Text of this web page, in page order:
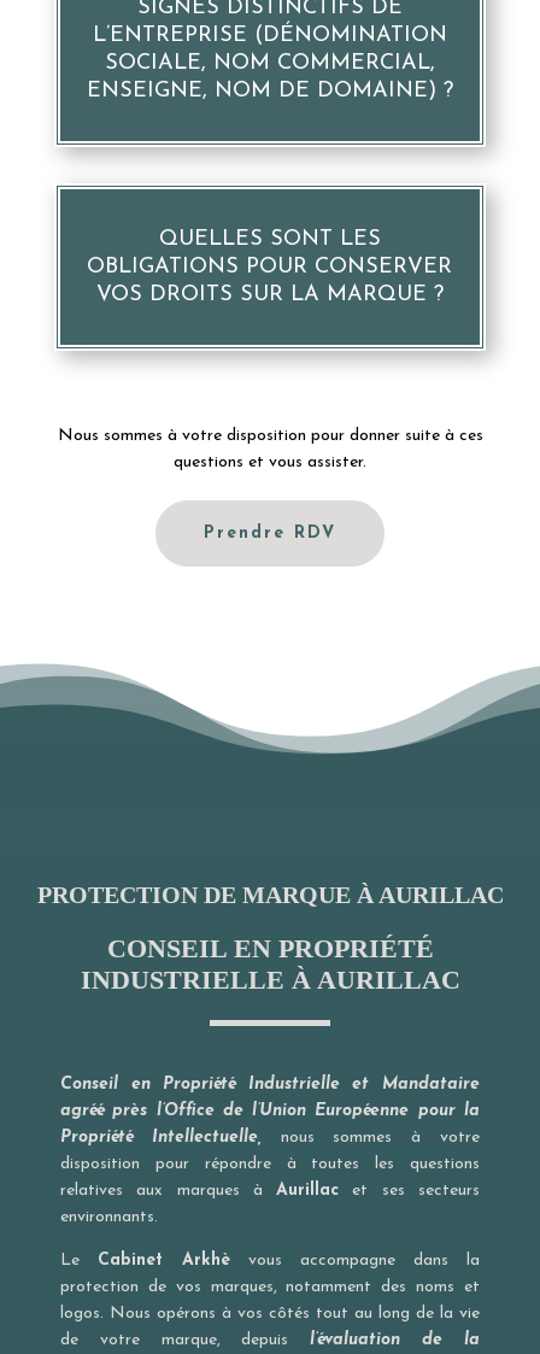
SIGNES DISTINCTIFS DE
L’ENTREPRISE (DÉNOMINATION
SOCIALE, NOM COMMERCIAL,
ENSEIGNE, NOM DE DOMAINE) ?
QUELLES SONT LES
OBLIGATIONS POUR CONSERVER
VOS DROITS SUR LA MARQUE ?
Nous sommes à votre disposition pour donner suite à ces
questions et vous assister.
Prendre RDV
PROTECTION DE MARQUE À AURILLAC
CONSEIL EN PROPRIÉTÉ
INDUSTRIELLE À AURILLAC
Conseil en Propriété Industrielle et Mandataire
agréé près l’Office de l’Union Européenne pour la
Propriété Intellectuelle,
nous sommes à votre
disposition pour répondre à toutes les questions
relatives aux marques àAurillac et ses secteurs
environnants.
Le Cabinet Arkhè vous accompagne dans la
protection de vos marques, notamment des noms et
logos. Nous opérons à vos côtés tout au long de la vie
de votre marque, depuisl’évaluation de la